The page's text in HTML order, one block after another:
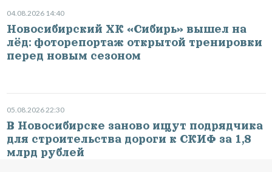
04.08.2026 14:40
Новосибирский ХК «Сибирь» вышел на
лёд: фоторепортаж открытой тренировки
перед новым сезоном
05.08.2026 22:30
В Новосибирске заново ищут подрядчика
для строительства дороги к СКИФ за 1,8
млрд рублей